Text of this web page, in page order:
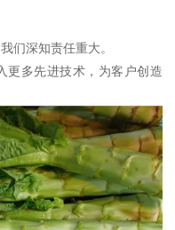
们深知责任重大。
更多先进技术，为客户创造